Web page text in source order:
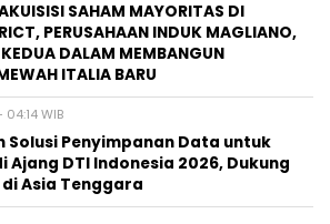
SAHAM MAYORITAS DI
PERUSAHAAN INDUK MAGLIANO,
DALAM MEMBANGUN
ITALIA BARU
WIB
Solusi Penyimpanan Data untuk
Ajang DTI Indonesia 2026, Dukung
Asia Tenggara